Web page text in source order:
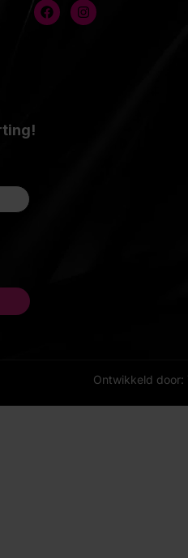
Ontwikkeld door: